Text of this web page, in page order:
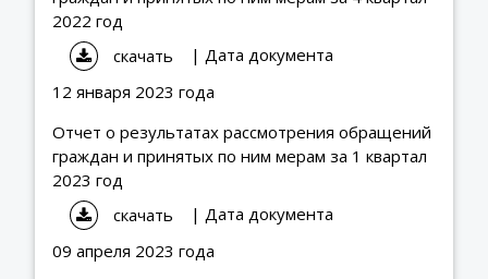
2022 год
скачать
| Дата документа
12 января 2023 года
Отчет о результатах рассмотрения обращений
граждан и принятых по ним мерам за 1 квартал
2023 год
скачать
| Дата документа
09 апреля 2023 года